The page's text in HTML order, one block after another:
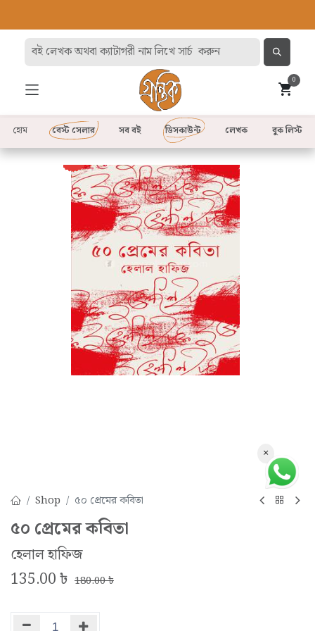
0
হোম বেস্ট সেলার সব বই লেখক
ডিসকাউন্ট বুক লিস্ট
Shop ৫০ প্রেমের কবিতা
৫০ প্রেমের কবিতা
হেলাল হাফিজ
135.00৳ 180.00৳
×